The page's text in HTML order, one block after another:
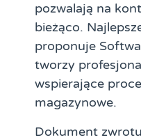
pozwalają na
bieżąco.
proponuje
tworzy
wspierające
magazynowe.
Dokument